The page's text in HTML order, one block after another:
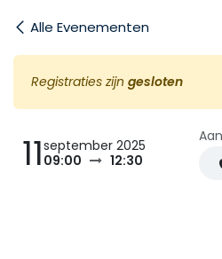
Alle Evenementen
Registraties zijn gesloten
11september 2025
09:00
12:30